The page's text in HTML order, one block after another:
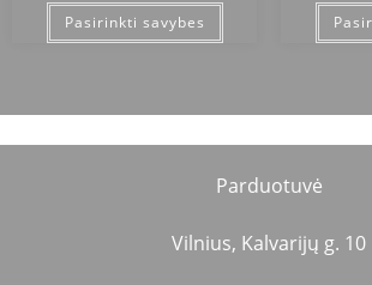
Pasirinkti savybes
Parduotuvė
Vilnius, Kalvarijų g. 10